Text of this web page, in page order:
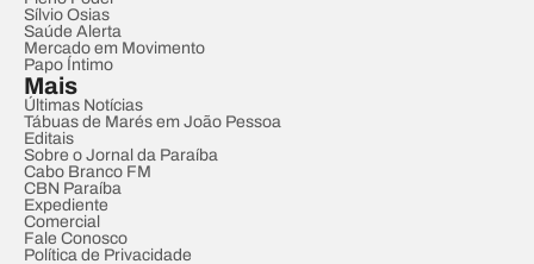
Sílvio Osias
Saúde Alerta
Mercado em Movimento
Papo Íntimo
Mais
Últimas Notícias
Tábuas de Marés em João Pessoa
Editais
Sobre o Jornal da Paraíba
Cabo Branco FM
CBN Paraíba
Expediente
Comercial
Fale Conosco
Política de Privacidade